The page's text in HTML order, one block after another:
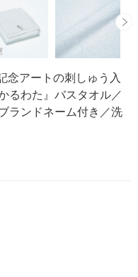
念アートの刺しゅう入
るわた』バスタオル／
ランドネーム付き／洗